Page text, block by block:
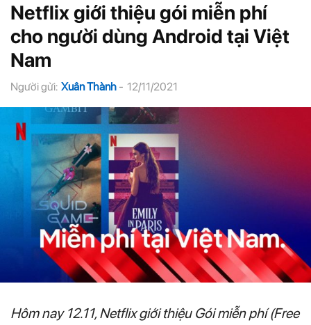
Netflix giới thiệu gói miễn phí
cho người dùng Android tại Việt
Nam
Người gửi: Xuân Thành - 12/11/2021
Hôm nay 12.11, Netflix giới thiệu Gói miễn phí (Free